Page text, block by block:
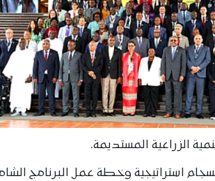
الزراعية المستديمة.
استراتيجية وخطة عمل البرنامج الشامل